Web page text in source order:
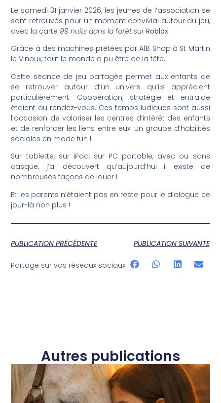
Le samedi 31 janvier 2026, les jeunes de l’association se
sont retrouvés pour un moment convivial autour du jeu,
avec la carte 99 nuits dans la forêt sur Roblox.
Grâce à des machines prêtées par AfB Shop à St Martin
le Vinoux, tout le monde a pu être de la fête.
Cette séance de jeu partagée permet aux enfants de
se retrouver autour d’un univers qu’ils apprécient
particulièrement. Coopération, stratégie et entraide
étaient au rendez-vous. Ces temps ludiques sont aussi
l’occasion de valoriser les centres d’intérêt des enfants
et de renforcer les liens entre eux. Un groupe d’habilités
sociales en mode fun !
Sur tablette, sur iPad, sur PC portable, avec ou sans
casque, j’ai découvert qu’aujourd’hui il existe de
nombreuses façons de jouer !
Et les parents n’étaient pas en reste pour le dialogue ce
jour-là non plus !
PUBLICATION PRÉCÉDENTE PUBLICATION SUIVANTE
Partage sur vos réseaux sociaux :
Autres publications